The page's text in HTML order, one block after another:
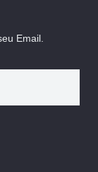
Email.